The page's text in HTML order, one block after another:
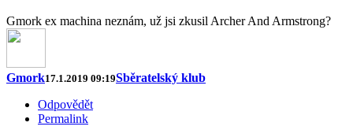
Gmork ex machina neznám, už jsi zkusil Archer And Armstrong?
Gmork17.1.2019 09:19Sběratelský klub
Odpovědět
Permalink